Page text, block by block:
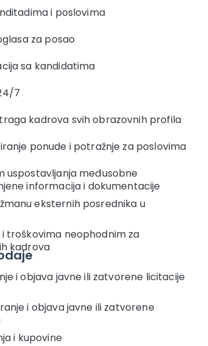
i poslovima
za posao
sa kandidatima
7
kadrova svih obrazovnih profila
ponude i potražnje za poslovima
uspostavljanja međusobne
informacija i dokumentacije
eksternih posrednika u
troškovima neophodnim za
kadrova
i objava javne ili zatvorene licitacije
i objava javne ili zatvorene
i kupovine